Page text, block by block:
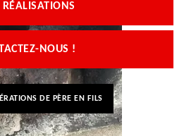
RÉALISATIONS
NOUS !
DE PÈRE EN FILS